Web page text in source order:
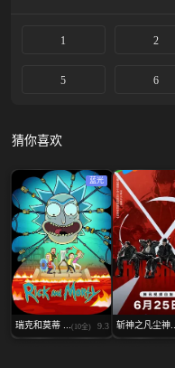
1 2
5 6
猜你喜欢
蓝光
瑞克和莫蒂 ... (10全) 9.3 斩神之凡尘神...